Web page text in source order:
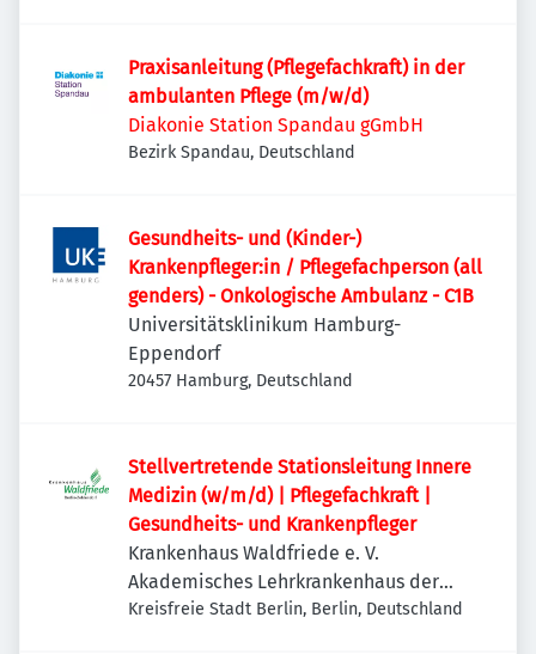
Praxisanleitung (Pflegefachkraft) in der
ambulanten Pflege (m/w/d)
Diakonie Station Spandau gGmbH
Bezirk Spandau, Deutschland
Gesundheits- und (Kinder-)
Krankenpfleger:in / Pflegefachperson (all
genders) - Onkologische Ambulanz - C1B
Universitätsklinikum Hamburg-
Eppendorf
20457 Hamburg, Deutschland
Stellvertretende Stationsleitung Innere
Medizin (w/m/d) | Pflegefachkraft |
Gesundheits- und Krankenpfleger
Krankenhaus Waldfriede e. V.
Akademisches Lehrkrankenhaus der
Charité
Kreisfreie Stadt Berlin, Berlin, Deutschland